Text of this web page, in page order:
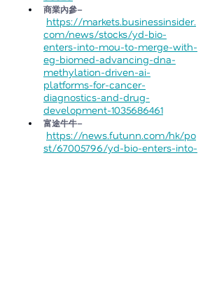
商業內參–
https://markets.businessinsider.
com/news/stocks/yd-bio-
enters-into-mou-to-merge-with-
eg-biomed-advancing-dna-
methylation-driven-ai-
platforms-for-cancer-
diagnostics-and-drug-
development-1035686461
富途牛牛–
https://news.futunn.com/hk/po
st/67005796/yd-bio-enters-into-